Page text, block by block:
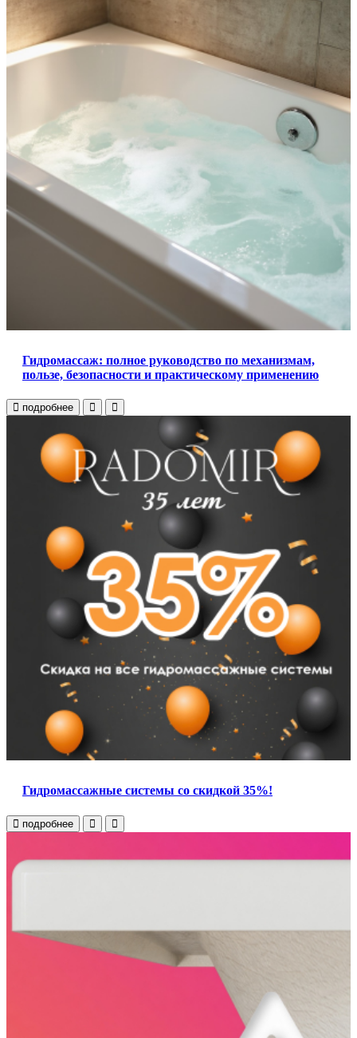
Гидромассаж: полное руководство по механизмам,
пользе, безопасности и практическому применению
подробнее
Гидромассажные системы со скидкой 35%!
подробнее